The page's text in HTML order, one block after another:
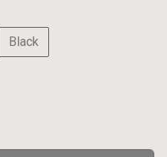
Black